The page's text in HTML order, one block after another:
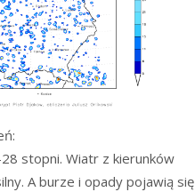
stopni. Wiatr z kierunków
A burze i opady pojawią się